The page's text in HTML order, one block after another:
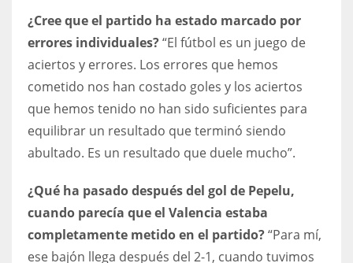
¿Cree que el partido ha estado marcado por
errores individuales?“El fútbol es un juego de
aciertos y errores. Los errores que hemos
cometido nos han costado goles y los aciertos
que hemos tenido no han sido suficientes para
equilibrar un resultado que terminó siendo
abultado. Es un resultado que duele mucho”.
¿Qué ha pasado después del gol de Pepelu,
cuando parecía que el Valencia estaba
completamente metido en el partido?“Para mí,
ese bajón llega después del 2-1, cuando tuvimos